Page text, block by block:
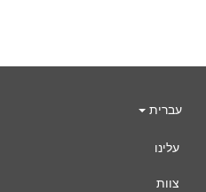
עברית
עלינו
צוות